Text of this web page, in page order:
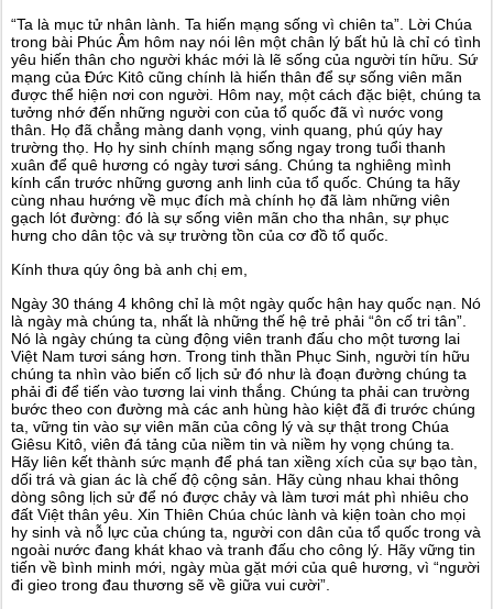
“Ta là mục tử nhân lành. Ta hiến mạng sống vì chiên ta”. Lời Chúa
trong bài Phúc Âm hôm nay nói lên một chân lý bất hủ là chỉ có tình
yêu hiến thân cho người khác mới là lẽ sống của người tín hữu. Sứ
mạng của Đức Kitô cũng chính là hiến thân để sự sống viên mãn
được thể hiện nơi con người. Hôm nay, một cách đặc biệt, chúng ta
tưởng nhớ đến những người con của tổ quốc đã vì nước vong
thân. Họ đã chẳng màng danh vọng, vinh quang, phú qúy hay
trường thọ. Họ hy sinh chính mạng sống ngay trong tuổi thanh
xuân để quê hương có ngày tươi sáng. Chúng ta nghiêng mình
kính cẩn trước những gương anh linh của tổ quốc. Chúng ta hãy
cùng nhau hướng về mục đích mà chính họ đã làm những viên
gạch lót đường: đó là sự sống viên mãn cho tha nhân, sự phục
hưng cho dân tộc và sự trường tồn của cơ đồ tổ quốc.
Kính thưa qúy ông bà anh chị em,
Ngày 30 tháng 4 không chỉ là một ngày quốc hận hay quốc nạn. Nó
là ngày mà chúng ta, nhất là những thế hệ trẻ phải “ôn cố tri tân”.
Nó là ngày chúng ta cùng động viên tranh đấu cho một tương lai
Việt Nam tươi sáng hơn. Trong tinh thần Phục Sinh, người tín hữu
chúng ta nhìn vào biến cố lịch sử đó như là đoạn đường chúng ta
phải đi để tiến vào tương lai vinh thắng. Chúng ta phải can trường
bước theo con đường mà các anh hùng hào kiệt đã đi trước chúng
ta, vững tin vào sự viên mãn của công lý và sự thật trong Chúa
Giêsu Kitô, viên đá tảng của niềm tin và niềm hy vọng chúng ta.
Hãy liên kết thành sức mạnh để phá tan xiềng xích của sự bạo tàn,
dối trá và gian ác là chế độ cộng sản. Hãy cùng nhau khai thông
dòng sông lịch sử để nó được chảy và làm tươi mát phì nhiêu cho
đất Việt thân yêu. Xin Thiên Chúa chúc lành và kiện toàn cho mọi
hy sinh và nỗ lực của chúng ta, người con dân của tổ quốc trong và
ngoài nước đang khát khao và tranh đấu cho công lý. Hãy vững tin
tiến về bình minh mới, ngày mùa gặt mới của quê hương, vì “người
đi gieo trong đau thương sẽ về giữa vui cười”.